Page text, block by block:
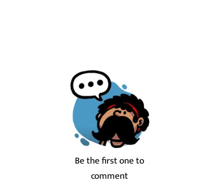
Be the first one to
comment